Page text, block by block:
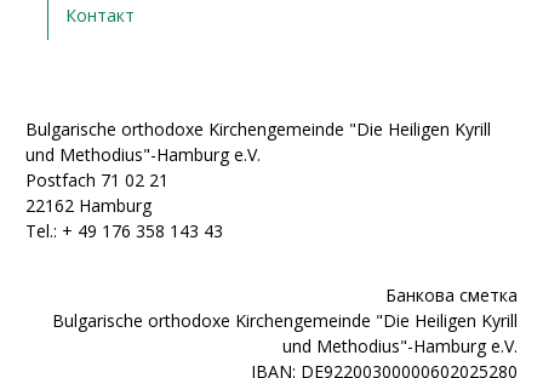
Контакт
Bulgarische orthodoxe Kirchengemeinde "Die Heiligen Kyrill
und Methodius"-Hamburg e.V.
Postfach 71 02 21
22162 Hamburg
Tel.: + ‭49 176 358 143 43‬
Банкова сметка
Bulgarische orthodoxe Kirchengemeinde "Die Heiligen Kyrill
und Methodius"-Hamburg e.V.
IBAN: DE92200300000602025280